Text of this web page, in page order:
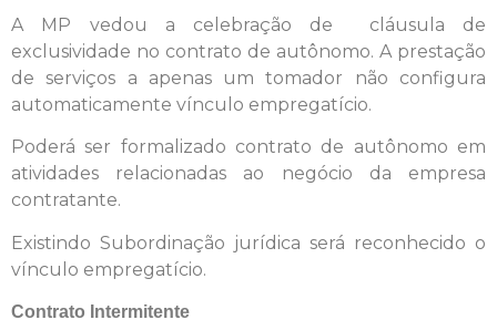
A MP vedou a celebração de cláusula de
exclusividade no contrato de autônomo. A prestação
de serviços a apenas um tomador não configura
automaticamente vínculo empregatício.
Poderá ser formalizado contrato de autônomo em
atividades relacionadas ao negócio da empresa
contratante.
Existindo Subordinação jurídica será reconhecido o
vínculo empregatício.
Contrato Intermitente